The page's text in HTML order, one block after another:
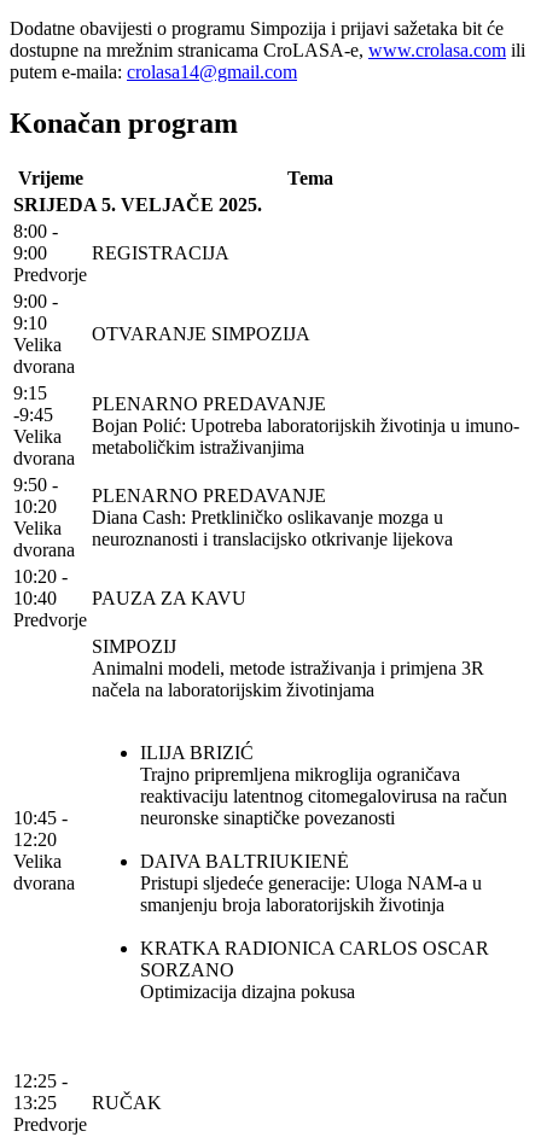
Dodatne obavijesti o programu Simpozija i prijavi sažetaka bit će
dostupne na mrežnim stranicama CroLASA-e, www.crolasa.com ili
putem e-maila: crolasa14@gmail.com
Konačan program
Vrijeme
Tema
SRIJEDA 5. VELJAČE 2025.
8:00 -
9:00
Predvorje
REGISTRACIJA
9:00 -
9:10
Velika
dvorana
OTVARANJE SIMPOZIJA
9:15
-9:45
Velika
dvorana
PLENARNO PREDAVANJE
Bojan Polić: Upotreba laboratorijskih životinja u imuno-
metaboličkim istraživanjima
9:50 -
10:20
Velika
dvorana
PLENARNO PREDAVANJE
Diana Cash: Pretkliničko oslikavanje mozga u
neuroznanosti i translacijsko otkrivanje lijekova
10:20 -
10:40
Predvorje
PAUZA ZA KAVU
10:45 -
12:20
Velika
dvorana
SIMPOZIJ
Animalni modeli, metode istraživanja i primjena 3R
načela na laboratorijskim životinjama
ILIJA BRIZIĆ
Trajno pripremljena mikroglija ograničava
reaktivaciju latentnog citomegalovirusa na račun
neuronske sinaptičke povezanosti
DAIVA BALTRIUKIENĖ
Pristupi sljedeće generacije: Uloga NAM-a u
smanjenju broja laboratorijskih životinja
KRATKA RADIONICA CARLOS OSCAR
SORZANO
Optimizacija dizajna pokusa
12:25 -
13:25
Predvorje
RUČAK